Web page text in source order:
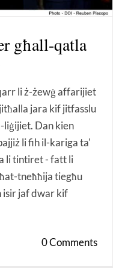
għall-qatla
li ż-żewġ affarijiet
jara kif jitfasslu
liġijiet. Dan kien
li fih il-kariga ta'
li tintiret - fatt li
tneħħija tiegħu
isir jaf dwar kif
0 Comments